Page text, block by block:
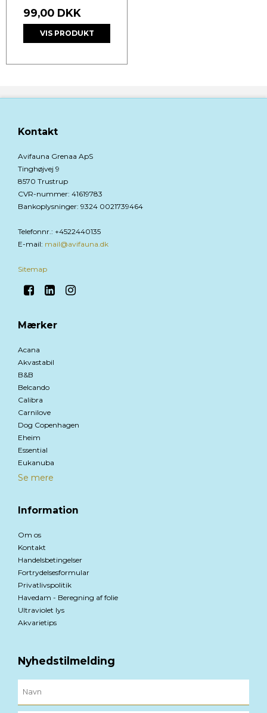
99,00 DKK
VIS PRODUKT
Kontakt
Avifauna Grenaa ApS
Tinghøjvej 9
8570 Trustrup
CVR-nummer: 41619783
Bankoplysninger: 9324 0021739464
Telefonnr.: +4522440135
E-mail: mail@avifauna.dk
Sitemap
Mærker
Acana
Akvastabil
B&B
Belcando
Calibra
Carnilove
Dog Copenhagen
Eheim
Essential
Eukanuba
Se mere
Information
Om os
Kontakt
Handelsbetingelser
Fortrydelsesformular
Privatlivspolitik
Havedam - Beregning af folie
Ultraviolet lys
Akvarietips
Nyhedstilmelding